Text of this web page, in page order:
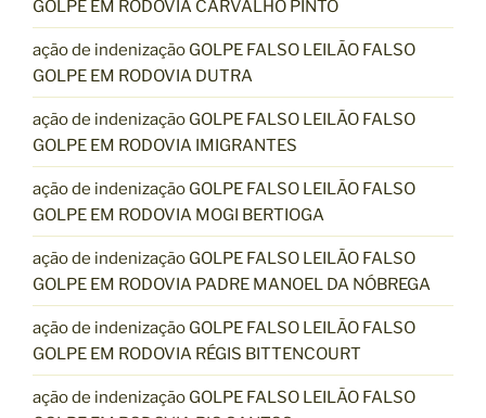
GOLPE EM RODOVIA CARVALHO PINTO
ação de indenização GOLPE FALSO LEILÃO FALSO
GOLPE EM RODOVIA DUTRA
ação de indenização GOLPE FALSO LEILÃO FALSO
GOLPE EM RODOVIA IMIGRANTES
ação de indenização GOLPE FALSO LEILÃO FALSO
GOLPE EM RODOVIA MOGI BERTIOGA
ação de indenização GOLPE FALSO LEILÃO FALSO
GOLPE EM RODOVIA PADRE MANOEL DA NÓBREGA
ação de indenização GOLPE FALSO LEILÃO FALSO
GOLPE EM RODOVIA RÉGIS BITTENCOURT
ação de indenização GOLPE FALSO LEILÃO FALSO